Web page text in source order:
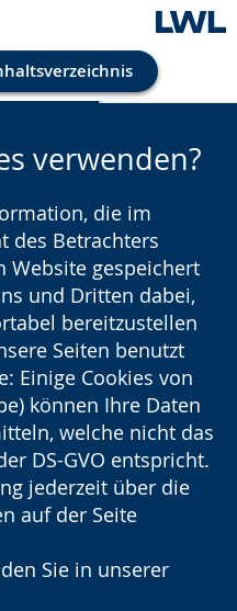
verwenden?
die im
des Betrachters
Website gespeichert
und Dritten dabei,
bereitzustellen
Seiten benutzt
Einige Cookies von
können Ihre Daten
welche nicht das
DS-GVO entspricht.
jederzeit über die
auf der Seite
Sie in unserer